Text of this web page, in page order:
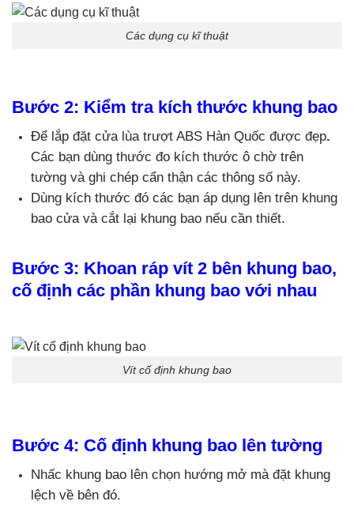
Các dụng cụ kĩ thuật
Bước 2: Kiểm tra kích thước khung bao
Để lắp đặt cửa lùa trượt ABS Hàn Quốc được đẹp.
Các bạn dùng thước đo kích thước ô chờ trên
tường và ghi chép cẩn thận các thông số này.
Dùng kích thước đó các bạn áp dụng lên trên khung
bao cửa và cắt lại khung bao nếu cần thiết.
Bước 3: Khoan ráp vít 2 bên khung bao,
cố định các phần khung bao với nhau
Vít cố định khung bao
Bước 4: Cố định khung bao lên tường
Nhấc khung bao lên chọn hướng mở mà đặt khung
lệch về bên đó.